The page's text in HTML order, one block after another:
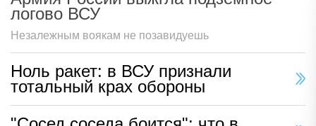
логово ВСУ
Незалежным воякам не позавидуешь
Ноль ракет: в ВСУ признали
тотальный крах обороны